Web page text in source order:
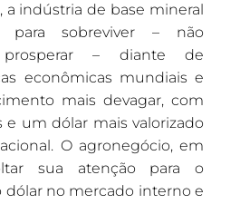
a indústria de base mineral
para sobreviver – não
prosperar – diante de
econômicas mundiais e
mais devagar, com
e um dólar mais valorizado
O agronegócio, em
sua atenção para o
no mercado interno e